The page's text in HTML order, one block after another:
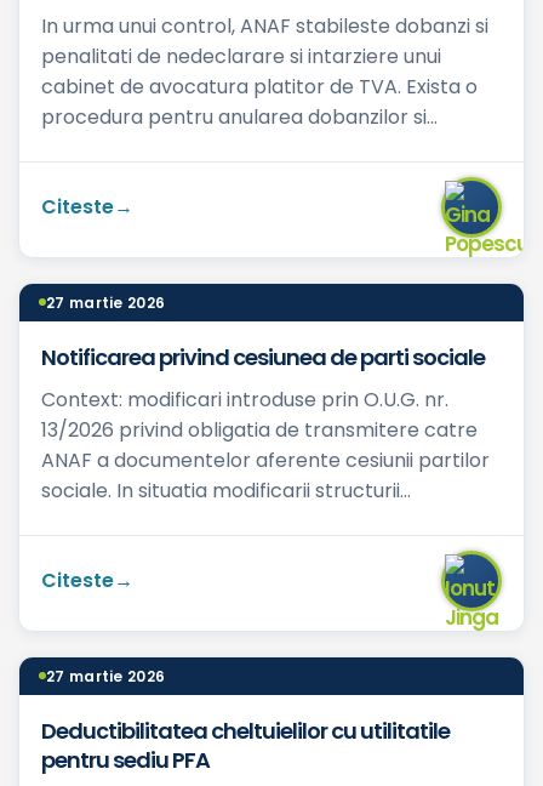
In urma unui control, ANAF stabileste dobanzi si
penalitati de nedeclarare si intarziere unui
cabinet de avocatura platitor de TVA. Exista o
procedura pentru anularea dobanzilor si
Citeste
27 martie 2026
Notificarea privind cesiunea de parti sociale
Context: modificari introduse prin O.U.G. nr.
13/2026 privind obligatia de transmitere catre
ANAF a documentelor aferente cesiunii partilor
sociale. In situatia modificarii structurii
Citeste
27 martie 2026
Deductibilitatea cheltuielilor cu utilitatile
pentru sediu PFA